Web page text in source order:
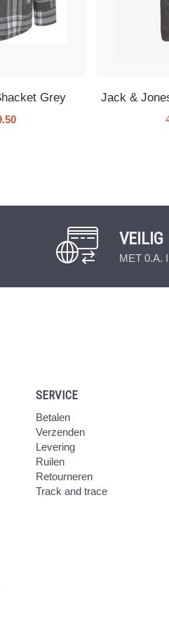
Grey Jack &
VEILIG
MET 0.A.
SERVICE
Betalen
Verzenden
Levering
Ruilen
Retourneren
Track and trace